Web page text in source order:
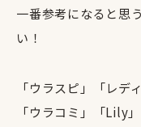
一番参考になると思
い！
「ウラスピ」「レデ
「ウラコミ」「Lily